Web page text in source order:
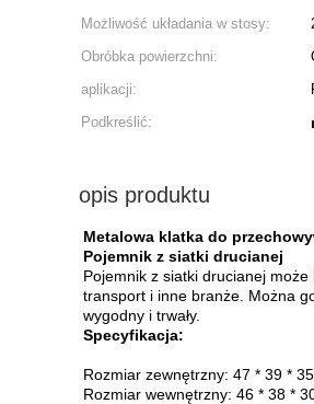
Możliwość układania w stosy:
Obróbka powierzchni:
aplikacji:
Podkreślić:
opis produktu
Metalowa klatka do
Pojemnik z siatki drucianej
Pojemnik z siatki drucianej
transport i inne branże. Można
wygodny i trwały.
Specyfikacja:
Rozmiar zewnętrzny: 47 * 39 *
Rozmiar wewnętrzny: 46 * 38 *